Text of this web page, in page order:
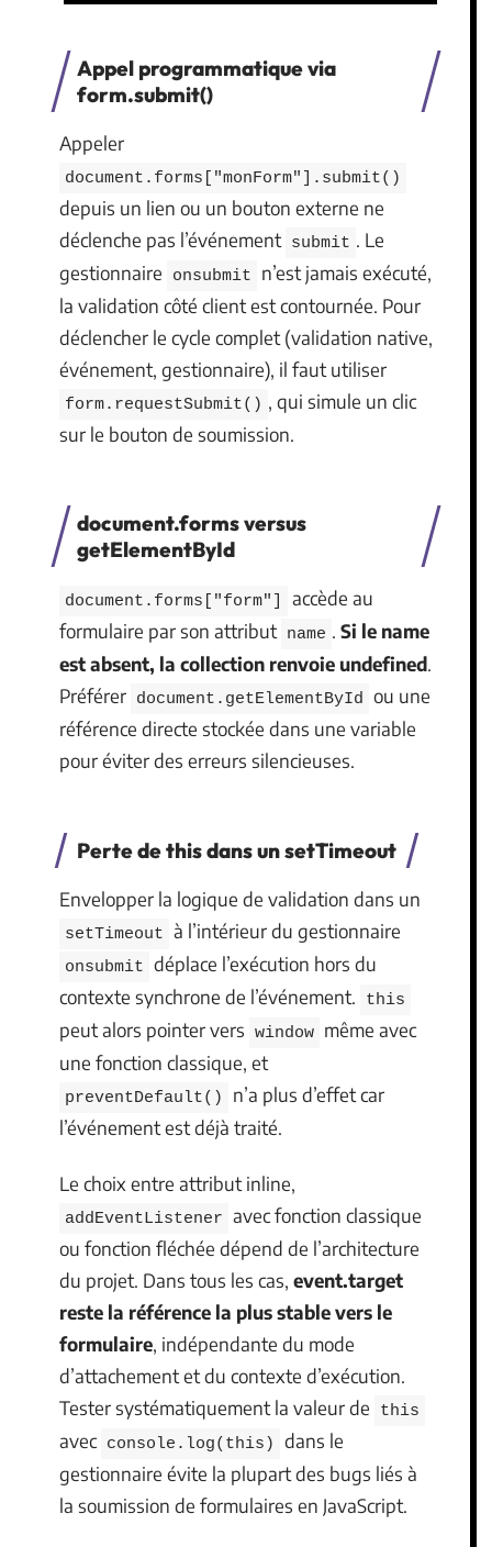
Appel programmatique via
form.submit()
Appeler
document.forms["monForm"].submit()
depuis un lien ou un bouton externe ne
déclenche pas l’événement submit . Le
gestionnaire
onsubmit
n’est jamais exécuté,
la validation côté client est contournée. Pour
déclencher le cycle complet (validation native,
événement, gestionnaire), il faut utiliser
form.requestSubmit() , qui simule un clic
sur le bouton de soumission.
document.forms versus
getElementById
document.forms["form"]
accède au
formulaire par son attribut name . Si le name
est absent, la collection renvoie undefined.
Préférer document.getElementById ou une
référence directe stockée dans une variable
pour éviter des erreurs silencieuses.
Perte de this dans un setTimeout
Envelopper la logique de validation dans un
setTimeout à l’intérieur du gestionnaire
onsubmit déplace l’exécution hors du
contexte synchrone de l’événement.
this
peut alors pointer vers window même avec
une fonction classique, et
preventDefault()
n’a plus d’effet car
l’événement est déjà traité.
Le choix entre attribut inline,
addEventListener avec fonction classique
ou fonction fléchée dépend de l’architecture
du projet. Dans tous les cas, event.target
reste la référence la plus stable vers le
formulaire, indépendante du mode
d’attachement et du contexte d’exécution.
Tester systématiquement la valeur de
this
avec console.log(this)
dans le
gestionnaire évite la plupart des bugs liés à
la soumission de formulaires en JavaScript.